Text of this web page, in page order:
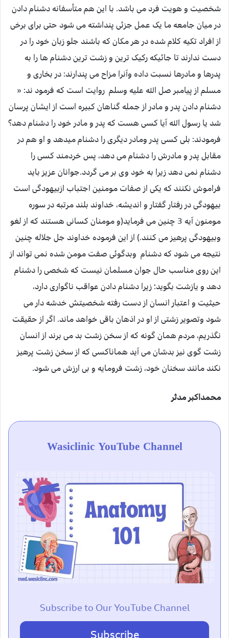
شخصیت و هویت فرد می باشد. با این هم متأسفانه دشنام دادن
در میان جامعه ما یک عمل جزئی پنداشته می شود حتی برای برخی
از افراد تکیه کلام شده در هر مکان که باشند جلو زبان خود را در
دست ندارند تا جائیکه رکیک ترین و زشت ترین دشنام ها را به
پدرها و مادرها نسبت داده وآنرا مزاح می پندارند: در بخاری و
مسلم از پیامبر صل الله علیه وسلم روایت است که فرمود ند: «
دشنام دادن پدر و مادر از جمله گناهان کبیره است از ایشان پرسان
شد یا رسول الله آیا کسی هست که پدر و مادر خود را دشنام دهد؟
فرمودند: بلی کسی پدر ومادر دیگری را دشنام میدهد و او هم در
مقابل پدر و مادرش را دشنام می دهد، پس خردمند کسی را
دشنام نمی دهد زیرا به خود وی بر می گردد.جوانان عزیز باید
فراموش نکنند که یکی از صفات مومنین اجتباب ازبیهودگی است
بیهودگی در رفتار گفتار و اندیشه، خداوند بلند مرتبه در سوره
مومنون آیه 3 چنین می فرماید(و مومنان کسانی هستند که از لغو
وبیهودگی پرهیز می کنند.) از این فرموده خداوند جل جلاله چنین
نتیجه می شود که دشنام وبدگوئی صفت مومن شده نمی تواند از
این روی مناسب حال جوان مسلمان نیست که شخصی را دشنام
دهد و یازشت بگوید؛ زیرا دشنام دادن عواقب ناگواری دارد،
حیثیت و اعتبار انسان از دست رفته شخصیتش خدشه دار می
شود وتصویر زشتی از او در اذهان باقی خواهد ماند. اگر از حقیقت
نگذریم، مردم همان گونه که از سخن زشت بد می برند از انسان
زشت گوی نیز بدشان می آید هماناکسی که از سخن زشت پرهیز
نکند مانند سخنان خود، زشت فرومایه و بی ارزش می شود.
محمداکبر مدثر
Wasiclinic YouTube Channel
Subscribe to Our YouTube Channel